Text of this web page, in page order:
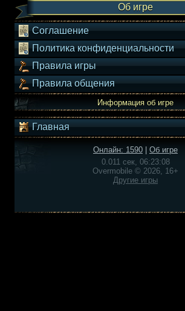
Об игре
Соглашение
Политика конфиденциальности
Правила игры
Правила общения
Информация об игре
Главная
Онлайн: 1590
Об игре
0.011 сек, 06:23:08
Overmobile © 2026, 16+
Другие игры